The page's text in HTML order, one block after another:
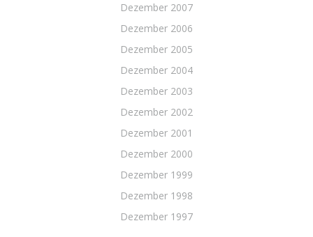
Dezember 2007
Dezember 2006
Dezember 2005
Dezember 2004
Dezember 2003
Dezember 2002
Dezember 2001
Dezember 2000
Dezember 1999
Dezember 1998
Dezember 1997